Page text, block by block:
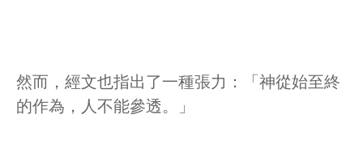
然而，經文也指出了一種張力：「神從始至終
的作為，人不能參透。」